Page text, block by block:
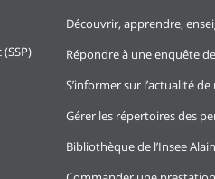
Découvrir, apprendre,
Répondre à une enquête
S’informer sur l’actualité
Gérer les répertoires des
Bibliothèque de l’Insee